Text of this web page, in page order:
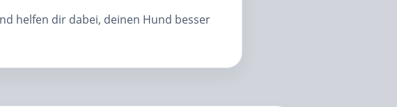
helfen dir dabei, deinen Hund besser